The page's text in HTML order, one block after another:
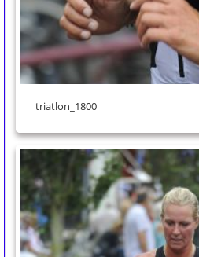
triatlon_1800